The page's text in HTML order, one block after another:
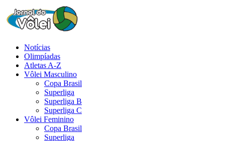
Notícias
Olimpíadas
Atletas A-Z
Vôlei Masculino
Copa Brasil
Superliga
Superliga B
Superliga C
Vôlei Feminino
Copa Brasil
Superliga